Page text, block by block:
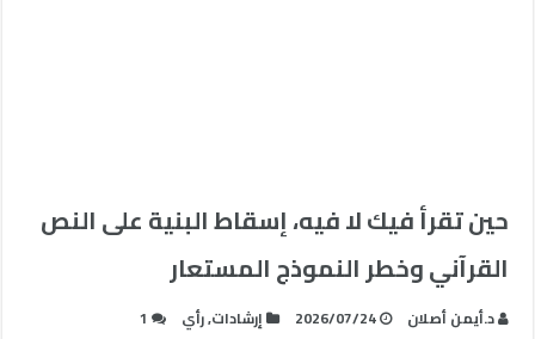
حين تقرأ فيك لا فيه، إسقاط البنية على النص
القرآني وخطر النموذج المستعار
د.أيمن أصلان 2026/07/24 إرشادات,رأي 1